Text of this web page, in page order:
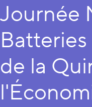
Journée
de la